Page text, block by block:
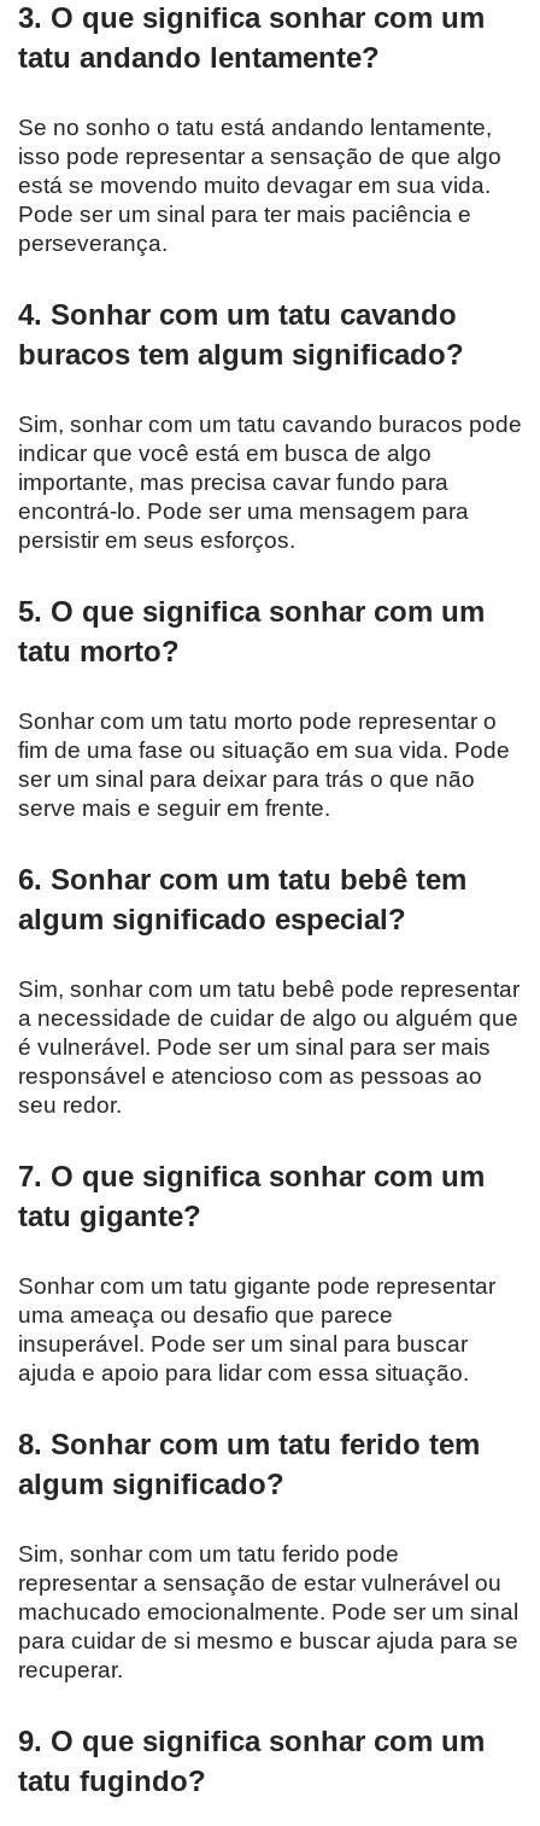
3. O que significa sonhar com um
tatu andando lentamente?
Se no sonho o tatu está andando lentamente,
isso pode representar a sensação de que algo
está se movendo muito devagar em sua vida.
Pode ser um sinal para ter mais paciência e
perseverança.
4. Sonhar com um tatu cavando
buracos tem algum significado?
Sim, sonhar com um tatu cavando buracos pode
indicar que você está em busca de algo
importante, mas precisa cavar fundo para
encontrá-lo. Pode ser uma mensagem para
persistir em seus esforços.
5. O que significa sonhar com um
tatu morto?
Sonhar com um tatu morto pode representar o
fim de uma fase ou situação em sua vida. Pode
ser um sinal para deixar para trás o que não
serve mais e seguir em frente.
6. Sonhar com um tatu bebê tem
algum significado especial?
Sim, sonhar com um tatu bebê pode representar
a necessidade de cuidar de algo ou alguém que
é vulnerável. Pode ser um sinal para ser mais
responsável e atencioso com as pessoas ao
seu redor.
7. O que significa sonhar com um
tatu gigante?
Sonhar com um tatu gigante pode representar
uma ameaça ou desafio que parece
insuperável. Pode ser um sinal para buscar
ajuda e apoio para lidar com essa situação.
8. Sonhar com um tatu ferido tem
algum significado?
Sim, sonhar com um tatu ferido pode
representar a sensação de estar vulnerável ou
machucado emocionalmente. Pode ser um sinal
para cuidar de si mesmo e buscar ajuda para se
recuperar.
9. O que significa sonhar com um
tatu fugindo?